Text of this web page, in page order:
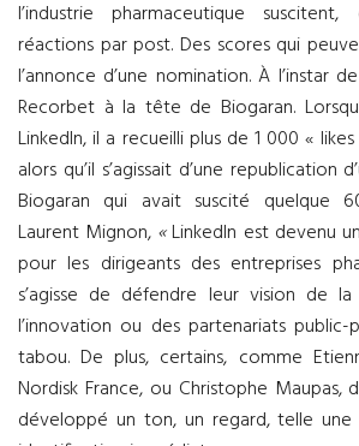
l’industrie pharmaceutique
réactions par post. Des scores qui
l’annonce d’une nomination. À l’instar
Recorbet à la tête de Biogaran.
LinkedIn, il a recueilli plus de 1 000 «
alors qu’il s’agissait d’une republication
Biogaran qui avait suscité quelque
Laurent Mignon, «LinkedIn est devenu
pour les dirigeants des entreprises
s’agisse de défendre leur vision de
l’innovation ou des partenariats public-
tabou. De plus, certains, comme
Nordisk France, ou Christophe Maupas,
développé un ton, un regard, telle une